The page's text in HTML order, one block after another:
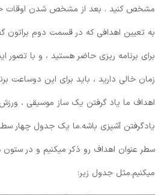
مشخص کنید . بعد از مشخص شدن اوقات
به تعیین اهدافی که در قسمت دوم براتون
زمان خالی دارید ، باید برای این دوساعت
اهداف ما یاد گرفتن یک ساز موسیقی ،
یادگرفتن آشپزی باشه.ما یک جدول چهار
سطر عنوان اهداف رو ذکر میکنیم و در
میکنیم.مثل جدول زیر: